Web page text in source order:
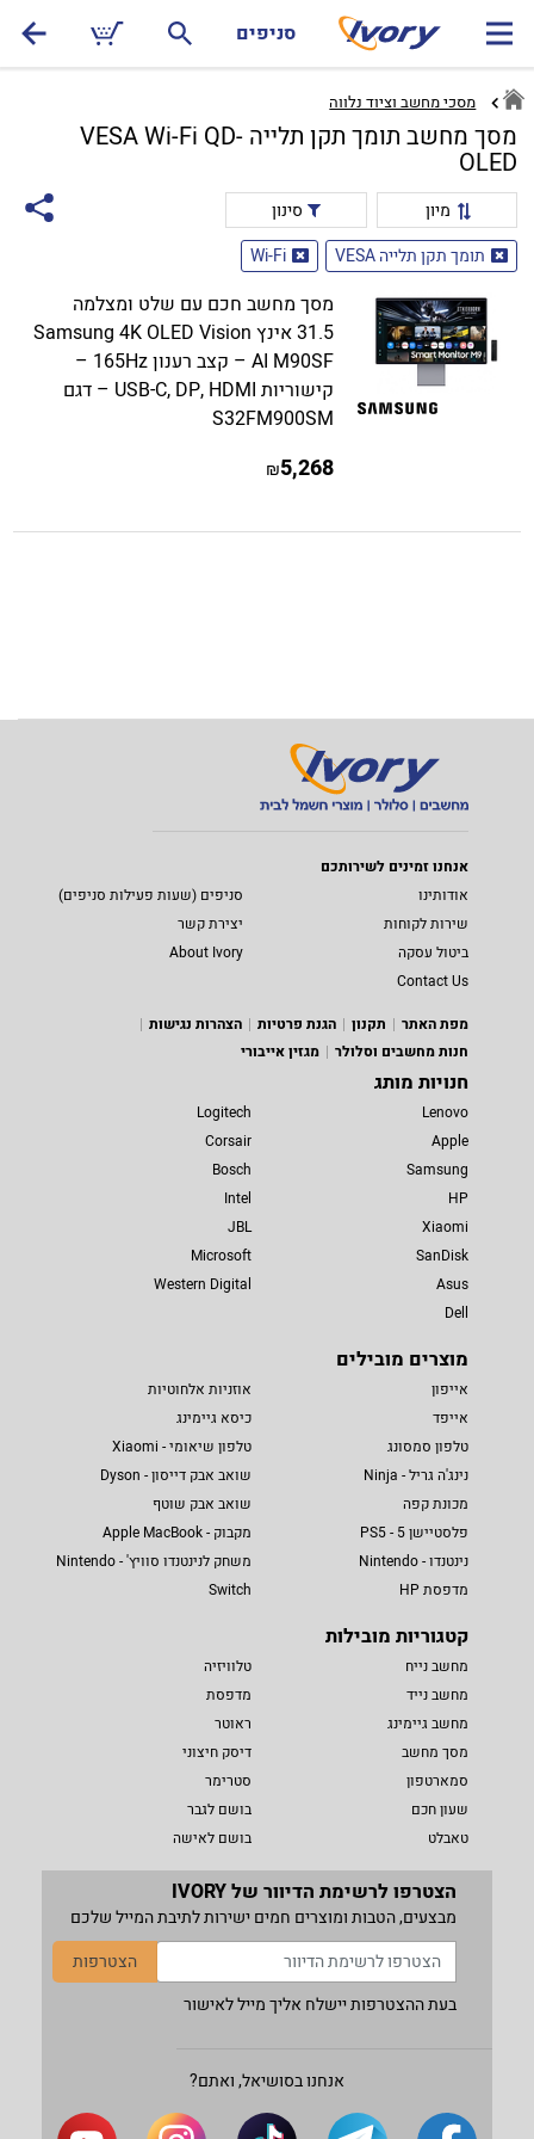
סניפים
מסכי מחשב וציוד נלווה
מסך מחשב תומך תקן תלייה VESA Wi-Fi QD-
OLED
מיון
סינון
תומך תקן תלייה VESA
Wi-Fi
מסך מחשב חכם עם שלט ומצלמה
31.5 אינץ Samsung 4K OLED Vision
AI M90SF – קצב רענון 165Hz –
קישוריות USB-C, DP, HDMI – דגם
S32FM900SM
5,268
₪
אנחנו זמינים לשירותכם
אודותינו
סניפים (שעות פעילות סניפים)
שירות לקוחות
יצירת קשר
ביטול עסקה
About Ivory
Contact Us
מפת האתר
תקנון הגנת פרטיות
הצהרות נגישות
חנות מחשבים וסלולר
מגזין אייבורי
חנויות מותג
Lenovo
Apple
Samsung
HP
Xiaomi
SanDisk
Asus
Dell
Logitech
Corsair
Bosch
Intel
JBL
Microsoft
Western Digital
מוצרים מובילים
אייפון
אייפד
טלפון סמסונג
נינג'ה גריל - Ninja
מכונת קפה
פלסטיישן 5 - PS5
נינטנדו - Nintendo
מדפסת HP
אוזניות אלחוטיות
כיסא גיימינג
טלפון שיאומי - Xiaomi
שואב אבק דייסון - Dyson
שואב אבק שוטף
מקבוק - Apple MacBook
משחק לנינטנדו סוויץ' - Nintendo
Switch
קטגוריות מובילות
מחשב נייח
מחשב נייד
מחשב גיימינג
מסך מחשב
סמארטפון
שעון חכם
טאבלט
טלוויזיה
מדפסת
ראוטר
דיסק חיצוני
סטרימר
בושם לגבר
בושם לאישה
הצטרפו לרשימת הדיוור של IVORY
מבצעים, הטבות ומוצרים חמים ישירות לתיבת המייל שלכם
הצטרפות
בעת ההצטרפות יישלח אליך מייל לאישור
אנחנו בסושיאל, ואתם?